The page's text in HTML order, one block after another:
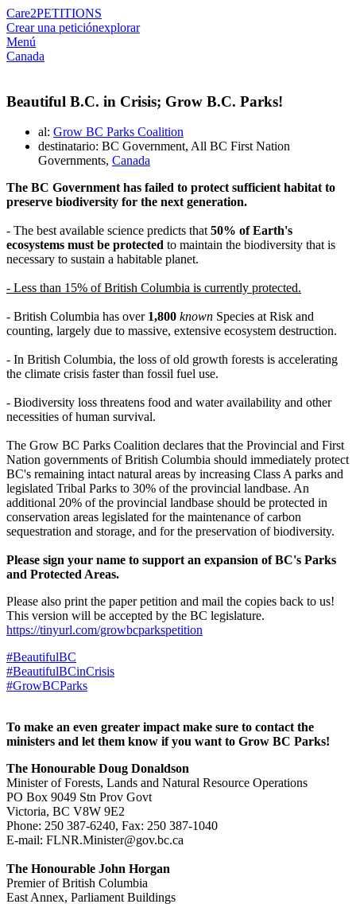
Care2PETITIONS
Crear una peticiónexplorar
Menú
Canada
Beautiful B.C. in Crisis; Grow B.C. Parks!
al: Grow BC Parks Coalition
destinatario: BC Government, All BC First Nation
Governments, Canada
The BC Government has failed to protect sufficient habitat to
preserve biodiversity for the next generation.
- The best available science predicts that50% of Earth's
ecosystems must be protected to maintain the biodiversity that is
necessary to sustain a habitable planet.
- Less than 15% of British Columbia is currently protected.
- British Columbia has over 1,800 known Species at Risk and
counting, largely due to massive, extensive ecosystem destruction.
- In British Columbia, the loss of old growth forests is accelerating
the climate crisis faster than fossil fuel use.
- Biodiversity loss threatens food and water availability and other
necessities of human survival.
The Grow BC Parks Coalition declares that the Provincial and First
Nation governments of British Columbia should immediately protect
BC's remaining intact natural areas by increasing Class A parks and
legislated Tribal Parks to 30% of the provincial landbase. An
additional 20% of the provincial landbase should be protected in
conservation areas legislated for the maintenance of carbon
sequestration and storage, and for the preservation of biodiversity.
Please sign your name to support an expansion of BC's Parks
and Protected Areas.
Please also print the paper petition and mail the copies back to us!
This version will be accepted by the BC legislature.
https://tinyurl.com/growbcparkspetition
#BeautifulBC
#BeautifulBCinCrisis
#GrowBCParks
To make an even greater impact make sure to contact the
ministers and let them know if you want to Grow BC Parks!
The Honourable Doug Donaldson
Minister of Forests, Lands and Natural Resource Operations
PO Box 9049 Stn Prov Govt
Victoria, BC V8W 9E2
Phone: 250 387-6240, Fax: 250 387-1040
E-mail: FLNR.Minister@gov.bc.ca
The Honourable John Horgan
Premier of British Columbia
East Annex, Parliament Buildings